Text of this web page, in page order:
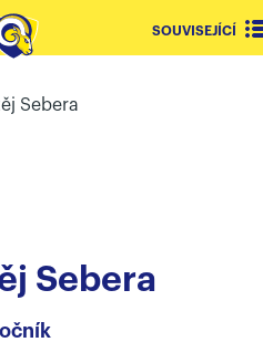
SOUVISEJÍCÍ
Sebera